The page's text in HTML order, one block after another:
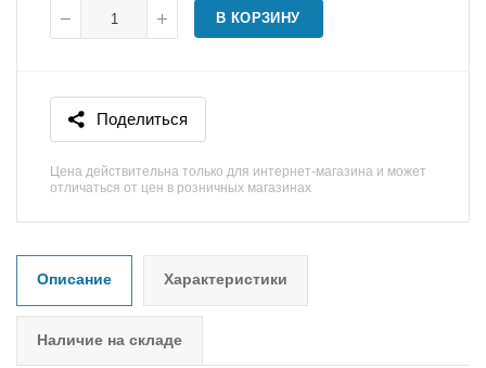
В КОРЗИНУ
Поделиться
Цена действительна только для интернет-магазина и может
отличаться от цен в розничных магазинах
Описание Характеристики
Наличие на складе